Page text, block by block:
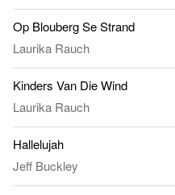
Op Blouberg Se Strand
Laurika Rauch
Kinders Van Die Wind
Laurika Rauch
Hallelujah
Jeff Buckley